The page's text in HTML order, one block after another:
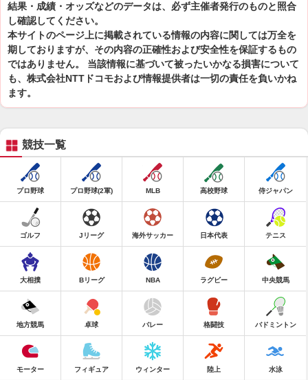
結果・成績・オッズなどのデータは、必ず主催者発行のものと照合
し確認してください。
本サイトのページ上に掲載されている情報の内容に関しては万全を
期しておりますが、その内容の正確性および安全性を保証するもの
ではありません。 当該情報に基づいて被ったいかなる損害について
も、株式会社NTTドコモおよび情報提供者は一切の責任を負いかね
ます。
競技一覧
プロ野球 プロ野球(2軍) MLB 高校野球 侍ジャパン
ゴルフ Jリーグ 海外サッカー 日本代表 テニス
大相撲 Bリーグ NBA ラグビー 中央競馬
地方競馬 卓球 バレー 格闘技 バドミントン
モーター フィギュア ウィンター 陸上 水泳